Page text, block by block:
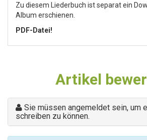
Zu diesem Liederbuch ist separat ein
Album erschienen.
PDF-Datei!
Artikel
Sie müssen angemeldet sein, um
schreiben zu können.